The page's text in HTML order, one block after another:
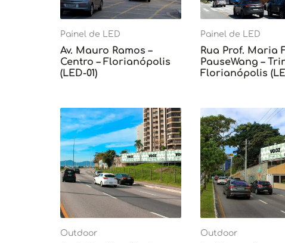
Painel de LED
Av. Mauro Ramos –
Centro – Florianópolis
(LED-01)
Painel de LED
Rua Prof. Maria
PauseWang –
Florianópolis
Outdoor Outdoor